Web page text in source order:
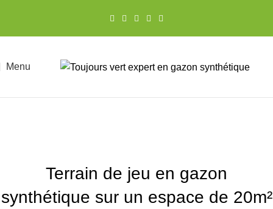
Menu
Terrain de jeu en gazon
synthétique sur un espace de 20m²